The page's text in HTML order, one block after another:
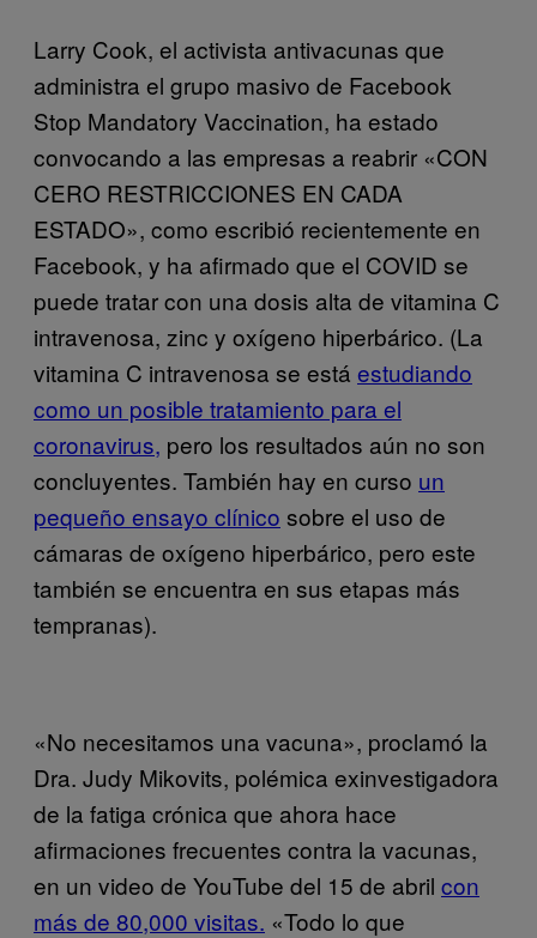
Larry Cook, el activista antivacunas que
administra el grupo masivo de Facebook
Stop Mandatory Vaccination, ha estado
convocando a las empresas a reabrir «CON
CERO RESTRICCIONES EN CADA
ESTADO», como escribió recientemente en
Facebook, y ha afirmado que el COVID se
puede tratar con una dosis alta de vitamina C
intravenosa, zinc y oxígeno hiperbárico. (La
vitamina C intravenosa se está estudiando
como un posible tratamiento para el
coronavirus, pero los resultados aún no son
concluyentes. También hay en curso un
pequeño ensayo clínico sobre el uso de
cámaras de oxígeno hiperbárico, pero este
también se encuentra en sus etapas más
tempranas).
«No necesitamos una vacuna», proclamó la
Dra. Judy Mikovits, polémica exinvestigadora
de la fatiga crónica que ahora hace
afirmaciones frecuentes contra la vacunas,
en un video de YouTube del 15 de abril con
más de 80,000 visitas. «Todo lo que